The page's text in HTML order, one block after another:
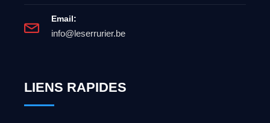
Email:
info@leserrurier.be
LIENS RAPIDES